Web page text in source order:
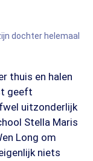
dochter helemaal
thuis en halen
geeft
uitzonderlijk
Stella Maris
Long om
niets